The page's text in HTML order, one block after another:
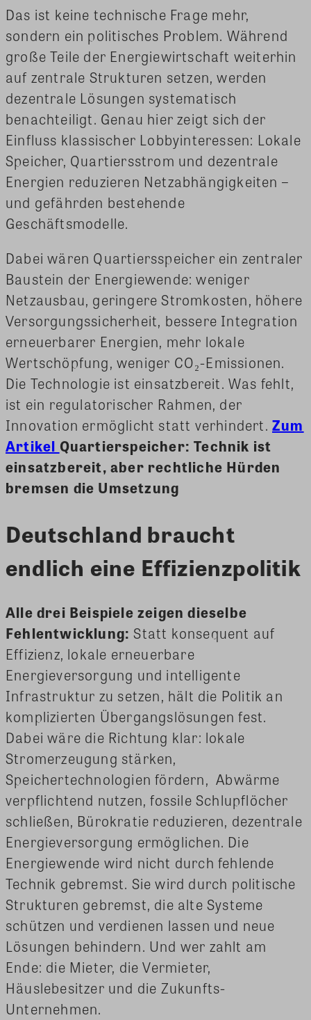
Das ist keine technische Frage mehr,
sondern ein politisches Problem. Während
große Teile der Energiewirtschaft weiterhin
auf zentrale Strukturen setzen, werden
dezentrale Lösungen systematisch
benachteiligt. Genau hier zeigt sich der
Einfluss klassischer Lobbyinteressen: Lokale
Speicher, Quartiersstrom und dezentrale
Energien reduzieren Netzabhängigkeiten –
und gefährden bestehende
Geschäftsmodelle.
Dabei wären Quartiersspeicher ein zentraler
Baustein der Energiewende: weniger
Netzausbau, geringere Stromkosten, höhere
Versorgungssicherheit, bessere Integration
erneuerbarer Energien, mehr lokale
Wertschöpfung, weniger CO₂-Emissionen.
Die Technologie ist einsatzbereit. Was fehlt,
ist ein regulatorischer Rahmen, der
Innovation ermöglicht statt verhindert.Zum
Artikel Quartierspeicher: Technik ist
einsatzbereit, aber rechtliche Hürden
bremsen die Umsetzung
Deutschland braucht
endlich eine Effizienzpolitik
Alle drei Beispiele zeigen dieselbe
Fehlentwicklung: Statt konsequent auf
Effizienz, lokale erneuerbare
Energieversorgung und intelligente
Infrastruktur zu setzen, hält die Politik an
komplizierten Übergangslösungen fest.
Dabei wäre die Richtung klar: lokale
Stromerzeugung stärken,
Speichertechnologien fördern, Abwärme
verpflichtend nutzen, fossile Schlupflöcher
schließen, Bürokratie reduzieren, dezentrale
Energieversorgung ermöglichen. Die
Energiewende wird nicht durch fehlende
Technik gebremst. Sie wird durch politische
Strukturen gebremst, die alte Systeme
schützen und verdienen lassen und neue
Lösungen behindern. Und wer zahlt am
Ende: die Mieter, die Vermieter,
Häuslebesitzer und die Zukunfts-
Unternehmen.